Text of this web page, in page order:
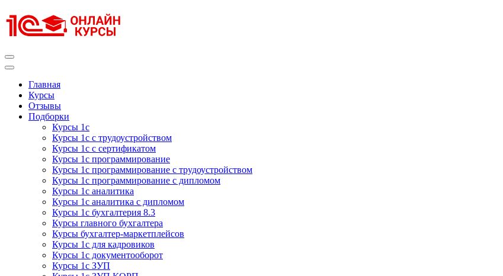
к
содержимому
Главная
Курсы
Отзывы
Подборки
Курсы 1с
Курсы 1с с трудоустройством
Курсы 1с с сертификатом
Курсы 1с программирование
Курсы 1с программирование с трудоустройством
Курсы 1с программирование с дипломом
Курсы 1с аналитика
Курсы 1с аналитика с дипломом
Курсы 1с бухгалтерия 8.3
Курсы главного бухгалтера
Курсы бухгалтер-маркетплейсов
Курсы 1с для кадровиков
Курсы 1с документооборот
Курсы 1с ЗУП